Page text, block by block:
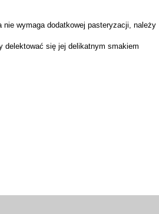
nie wymaga dodatkowej pasteryzacji, należy
delektować się jej delikatnym smakiem